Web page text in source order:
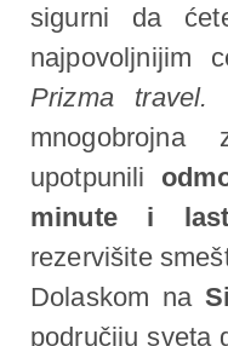
sigurni da
najpovoljnijim
Prizma travel.
mnogobrojna
upotpunili
minute i
rezervišite
Dolaskom na
područiju sveta